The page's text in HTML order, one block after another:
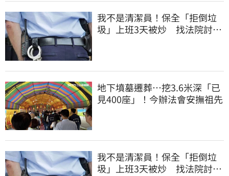
我不是清潔員！保全「拒倒垃
圾」上班3天被炒 找法院討公
地下墳墓遷葬…挖3.6米深「已
見400座」！今辦法會安撫祖先
我不是清潔員！保全「拒倒垃
圾」上班3天被炒 找法院討公